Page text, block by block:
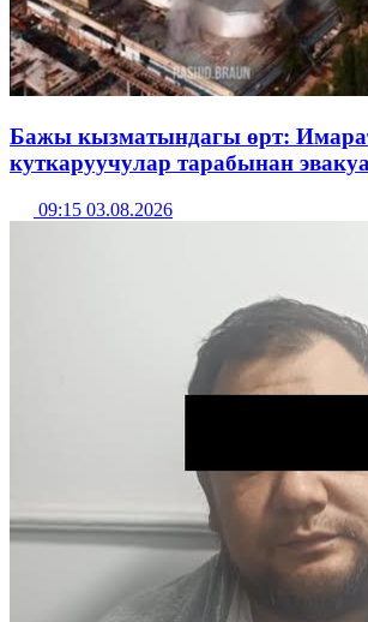
Бажы кызматындагы өрт:
куткаруучулар тарабынан
09:15 03.08.2026